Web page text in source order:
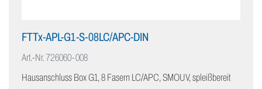
FTTx-APL-G1-S-08LC/APC-DIN
Art.-Nr.726060-008
Hausanschluss Box G1, 8 Fasern LC/APC, SMOUV, spleißbereit